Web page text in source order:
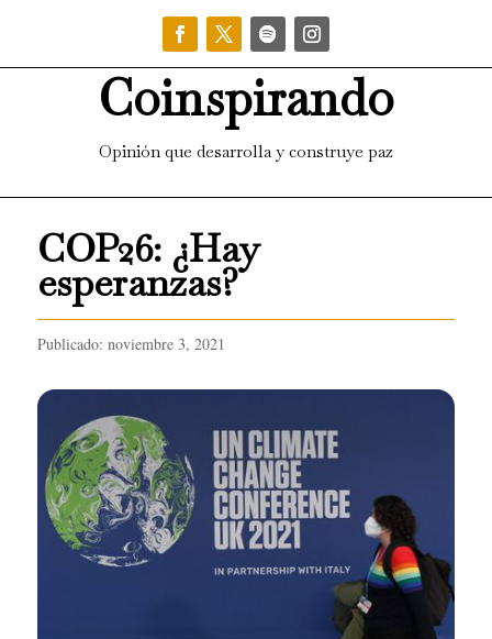
Coinspirando
Opinión que desarrolla y construye paz
COP26: ¿Hay
esperanzas?
Publicado: noviembre 3, 2021